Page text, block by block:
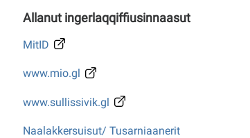
Allanut ingerlaqqiffiusinnaasut
MitID
www.mio.gl
www.sullissivik.gl
Naalakkersuisut/ Tusarniaanerit